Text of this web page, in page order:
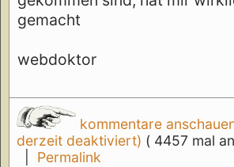
gemacht
webdoktor
kommentare
derzeit deaktiviert) ( 4457 mal
Permalink